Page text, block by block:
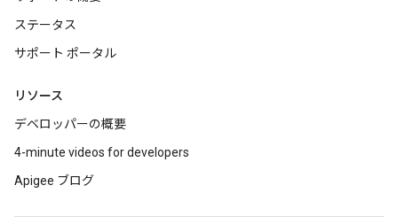
ステータス
サポート ポータル
リソース
デベロッパーの概要
4-minute videos for developers
Apigee ブログ